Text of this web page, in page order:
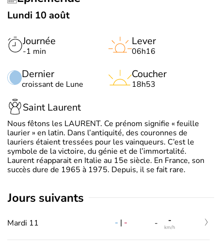
Lundi 10 août
Journée
-1 min
Dernier
croissant de Lune
Lever
06h16
Coucher
18h53
Saint Laurent
Nous fêtons les LAURENT. Ce prénom signifie « feuille
laurier » en latin. Dans l’antiquité, des couronnes de
lauriers étaient tressées pour les vainqueurs. C’est le
symbole de la victoire, du génie et de l’immortalité.
Laurent réapparait en Italie au 15e siècle. En France, son
succès dure de 1965 à 1975. Depuis, il se fait rare.
jours suivants
Mardi 11 - | - - -
km/h